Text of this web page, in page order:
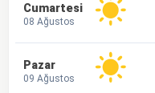
Cumartesi
08 Ağustos
Pazar
09 Ağustos